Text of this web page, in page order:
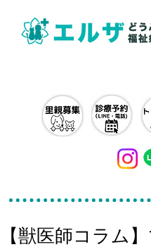
【獣医師コラム